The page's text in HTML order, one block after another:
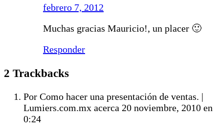
febrero 7, 2012
Muchas gracias Mauricio!, un placer 🙂
Responder
2 Trackbacks
Por Como hacer una presentación de ventas. |
Lumiers.com.mx acerca 20 noviembre, 2010 en
0:24